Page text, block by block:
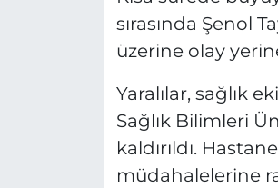
sırasında Şenol
üzerine olay
Yaralılar, sağlık
Sağlık Bilimleri
kaldırıldı.
müdahalelerine